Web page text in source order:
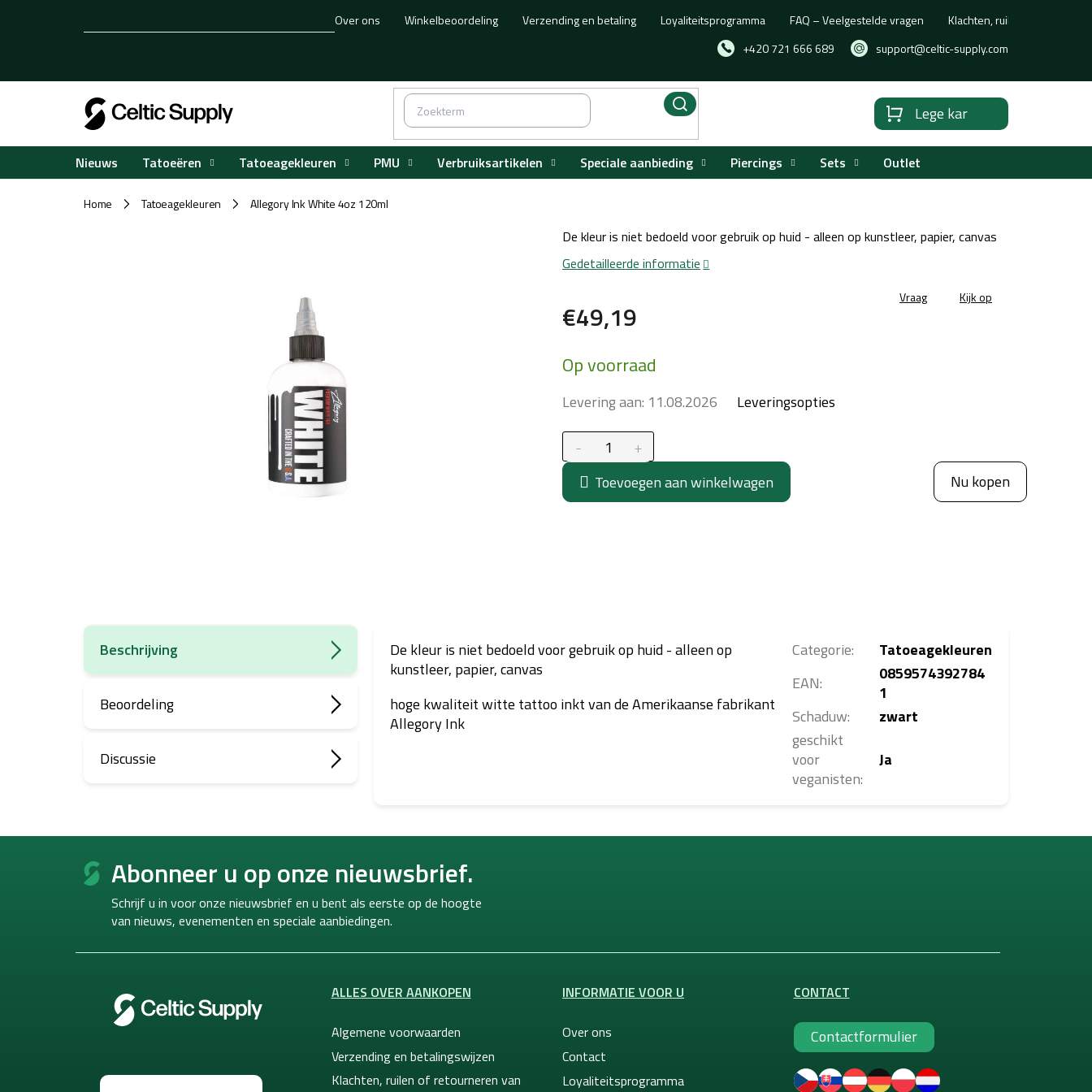
+420 721 666 689 support@celtic-supply.com
Over ons Winkelbeoordeling Verzending en betaling Loyaliteitsprogramma FAQ – Veelgestelde vragen Klachten, ruilen of
Winkelwagen
Lege kar
Nieuws Tatoeëren Tatoeagekleuren PMU Verbruiksartikelen Speciale aanbieding Piercings Sets Outlet
Home / Tatoeagekleuren / Allegory Ink White 4oz 120ml
€49,19
prijs:
Op voorraad
Levering aan: 11.08.2026 Leveringsopties
Toevoegen aan winkelwagen Nu kopen
De kleur is niet bedoeld voor gebruik op huid - alleen op kunstleer, papier, canvas
Gedetailleerde informatie
Vraag Kijk op
Beschrijving
Beoordeling
Discussie
De kleur is niet bedoeld voor gebruik op huid - alleen op
kunstleer, papier, canvas
hoge kwaliteit witte tattoo inkt van de Amerikaanse fabrikant
Allegory Ink
Categorie:
Tatoeagekleuren
EAN:
0859574392784
1
Schaduw:
zwart
geschikt
voor
veganisten:
Ja
F
Abonneer u op onze nieuwsbrief.
Schrijf u in voor onze nieuwsbrief en u bent als eerste op de hoogte
van nieuws, evenementen en speciale aanbiedingen.
ALLES OVER AANKOPEN
Algemene voorwaarden
Verzending en betalingswijzen
Klachten, ruilen of retourneren van
INFORMATIE VOOR U
Over ons
Contact
Loyaliteitsprogramma
CONTACT
Contactformulier